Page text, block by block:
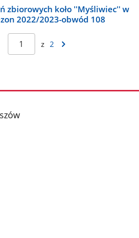
zbiorowych koło ''Myśliwiec'' w
2022/2023-obwód 108
z 2